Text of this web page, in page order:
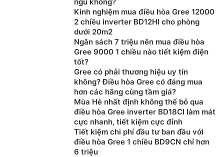
Các sản phẩm điều hòa Gree đang kinh doanh tại Việt
Nam chủ yếu được sản xuất, lắp ráp tại Trung Quốc
theo dây chuyền và công nghệ hiện đại, bền bỉ, an
toàn khiến người tiêu dùng hoàn toàn yên tâm sử
dụng. Với chế độ bảo hành chính hãng 3 năm cho máy
và 5 năm cho máy nén.
Không chỉ vậy, Gree còn trang bị cho những sản phẩm
điều hòa của mình nhiều công nghệ hiện đại như Real
Inverter, cảm biến nhiệt độ I – feel, dàn tản nhiệt mạ
lớp Golden Fin… Mang đến sự thoải mái tối đa cho
Kinh nghiệm mua điều hòa Gree 12000
2 chiều inverter BD12HI cho phòng
dưới 20m2
Ngân sách 7 triệu nên mua điều hòa
Gree 9000 1 chiều nào tiết kiệm điện
tốt?
Gree có phải thương hiệu uy tín
không? Điều hòa Gree có đáng mua
hơn các hãng cùng tầm giá?
Mùa Hè nhất định không thể bỏ qua
điều hòa Gree inverter BD18CI làm mát
cực nhanh, tiết kiệm cực đỉnh
Tiết kiệm chi phí đầu tư ban đầu với
điều hòa Gree 1 chiều BD9CN chỉ hơn
6 triệu